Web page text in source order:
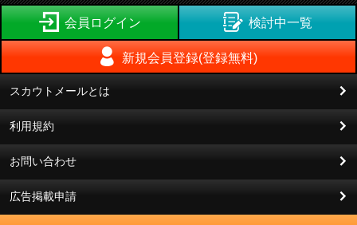
会員ログイン 検討中一覧
新規会員登録(登録無料)
スカウトメールとは
利用規約
お問い合わせ
広告掲載申請